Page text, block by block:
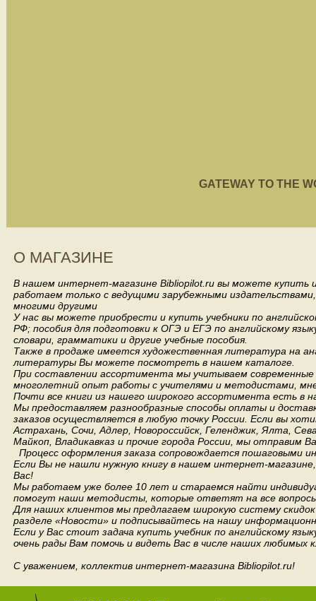
GATEWAY TO THE
О МАГАЗИНЕ
В нашем интернет-магазине Bibliopilot.ru вы можете купить
работаем только с ведущими зарубежными издательствами,
многими другими
У нас вы можете приобрести и купить учебники по
РФ; пособия для подготовки к ОГЭ и ЕГЭ по английскому
словари, грамматики и другие учебные пособия.
Также в продаже имеется художественная литература на
литературы Вы можете посмотреть в нашем каталоге.
При составлении ассортимента мы учитываем
многолетний опыт работы с учителями и методистами,
Почти все книги из нашего широкого ассортимента есть в
Мы предоставляем разнообразные способы оплаты и
заказов осуществляется в любую точку России. Если вы
Астрахань, Сочи, Адлер, Новороссийск, Геленджик, Ялта,
Майкоп, Владикавказ и прочие города России, мы отправим
Процесс оформления заказа сопровождается пошаговыми
Если Вы не нашли нужную книгу в нашем интернет-
Вас!
Мы работаем уже более 10 лет и стараемся найти
помогут наши методисты, которые ответят на все
Для наших клиентов мы предлагаем широкую систему
разделе «Новости» и подписывайтесь на нашу
Если у Вас стоит задача купить учебник по английскому
очень рады Вам помочь и видеть Вас в числе наших любимых
С уважением, коллектив интернет-магазина Bibliopilot.ru!